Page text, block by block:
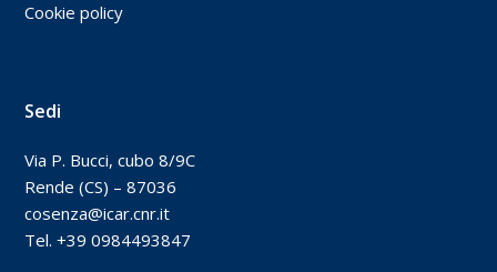
Cookie policy
Sedi
Via P. Bucci, cubo 8/9C
Rende (CS) – 87036
cosenza@icar.cnr.it
Tel. +39 0984493847